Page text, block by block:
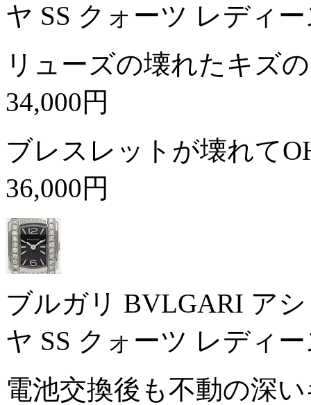
ヤ SS クォーツ レディ
リューズの壊れたキズ
34,000円
ブレスレットが壊れて
36,000円
ブルガリ BVLGARI ア
ヤ SS クォーツ レディ
電池交換後も不動の深